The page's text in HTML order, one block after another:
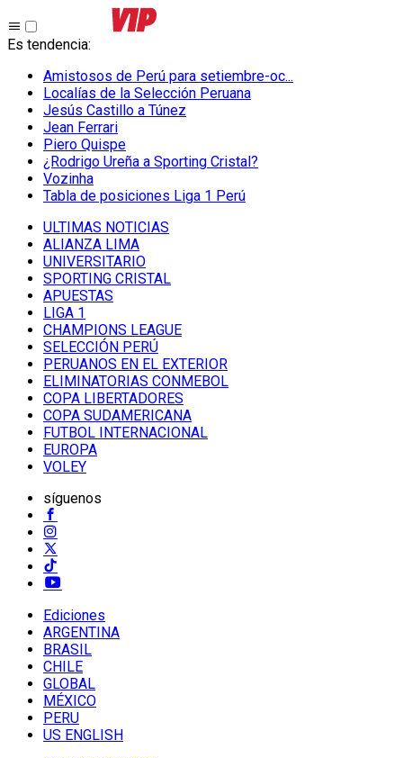
Es tendencia:
Amistosos de Perú para setiembre-oc...
Localías de la Selección Peruana
Jesús Castillo a Túnez
Jean Ferrari
Piero Quispe
¿Rodrigo Ureña a Sporting Cristal?
Vozinha
Tabla de posiciones Liga 1 Perú
ULTIMAS NOTICIAS
ALIANZA LIMA
UNIVERSITARIO
SPORTING CRISTAL
APUESTAS
LIGA 1
CHAMPIONS LEAGUE
SELECCIÓN PERÚ
PERUANOS EN EL EXTERIOR
ELIMINATORIAS CONMEBOL
COPA LIBERTADORES
COPA SUDAMERICANA
FUTBOL INTERNACIONAL
EUROPA
VOLEY
síguenos
Ediciones
ARGENTINA
BRASIL
CHILE
GLOBAL
MÉXICO
PERU
US ENGLISH